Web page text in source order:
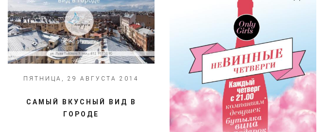
ПЯТНИЦА, 29 АВГУСТА 2014
САМЫЙ ВКУСНЫЙ ВИД В
ГОРОДЕ